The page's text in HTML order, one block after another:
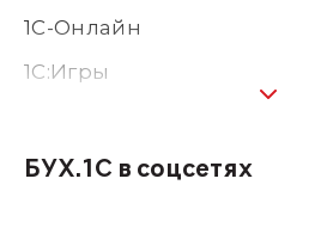
1С-Онлайн
1C:Игры
1С:Консалтинг
БУХ.1С в соцсетях